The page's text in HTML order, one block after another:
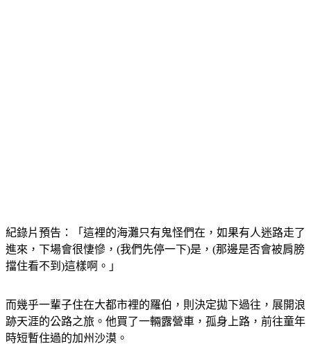
紀錄片預告：「這裡的海灘只有鬼怪們在，如果有人迷路走了
進來，下場會很悽慘，(我們先停一下)是，(那邊是否會被肩膀
擋住看不到)這樣啊。」
而幾乎一輩子住在大都市裡的羅伯，則決定拋下過往，展開浪
跡天涯的公路之旅。他買了一輛露營車，孤身上路，前往童年
時短暫住過的加州沙漠。